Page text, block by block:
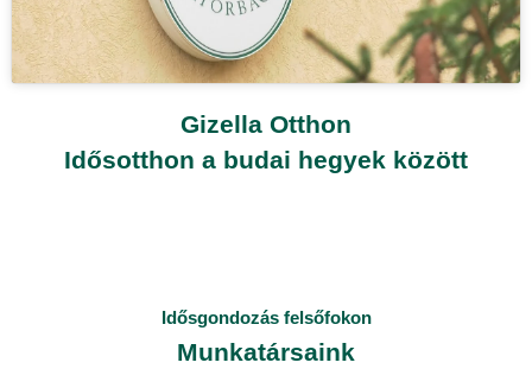
Gizella Otthon
Idősotthon a budai hegyek között
Idősgondozás felsőfokon
Munkatársaink